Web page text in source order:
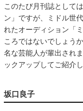
このたび月刊誌として
ン」ですが、ミドル世
れたオーディション「
ころではないでしょう
名な芸能人が輩出され
ックアップしてご紹介
坂口良子